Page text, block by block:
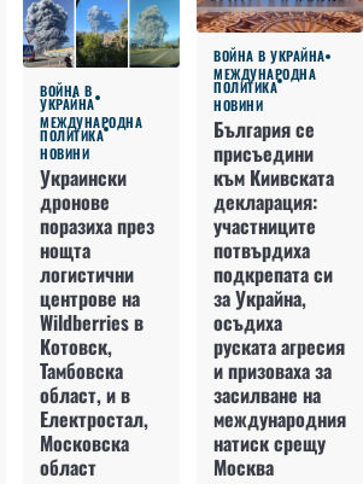
ВОЙНА В
УКРАЙНА
МЕЖДУНАРОДНА
ПОЛИТИКА
НОВИНИ
Украински
дронове
поразиха през
нощта
логистични
центрове на
Wildberries в
Котовск,
Тамбовска
област, и в
Електростал,
Московска
област
ВОЙНА В УКРАЙНА
МЕЖДУНАРОДНА
ПОЛИТИКА
НОВИНИ
България се
присъедини
към Киивската
декларация:
участниците
потвърдиха
подкрепата си
за Украйна,
осъдиха
руската агресия
и призоваха за
засилване на
международния
натиск срещу
Москва